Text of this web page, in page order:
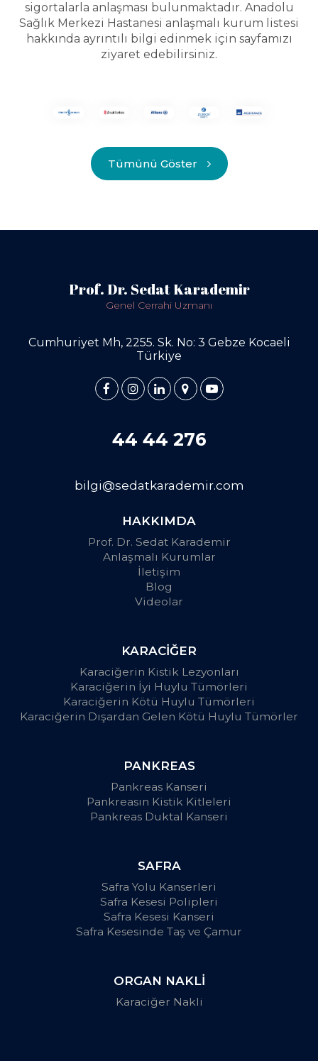
sigortalarla anlaşması bulunmaktadır. Anadolu
Sağlık Merkezi Hastanesi anlaşmalı kurum listesi
hakkında ayrıntılı bilgi edinmek için sayfamızı
ziyaret edebilirsiniz.
Tümünü Göster
Prof. Dr. Sedat Karademir
Genel Cerrahi Uzmanı
Cumhuriyet Mh, 2255. Sk. No: 3 Gebze Kocaeli
Türkiye
44 44 276
bilgi@sedatkarademir.com
HAKKIMDA
Prof. Dr. Sedat Karademir
Anlaşmalı Kurumlar
İletişim
Blog
Videolar
KARACİĞER
Karaciğerin Kistik Lezyonları
Karaciğerin İyi Huylu Tümörleri
Karaciğerin Kötü Huylu Tümörleri
Karaciğerin Dışardan Gelen Kötü Huylu Tümörler
PANKREAS
Pankreas Kanseri
Pankreasın Kistik Kitleleri
Pankreas Duktal Kanseri
SAFRA
Safra Yolu Kanserleri
Safra Kesesi Polipleri
Safra Kesesi Kanseri
Safra Kesesinde Taş ve Çamur
ORGAN NAKLİ
Karaciğer Nakli